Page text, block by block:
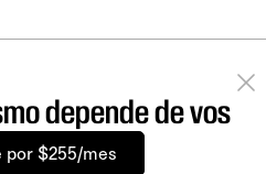
depende de vos
por $255/mes